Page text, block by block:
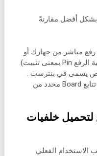
أفضل مقارنةً
مباشر من جهازك أو
من خلال رابط الصورة (تسمى عملية الرفع Pin بمعنى تثبيت).
يسمى في بنترست .
تستطيع أن تتابع شخص أو علامة أو تتابع Board محدد من
10 مواقع لتحميل خلفيات
الاستخدام الفعلي